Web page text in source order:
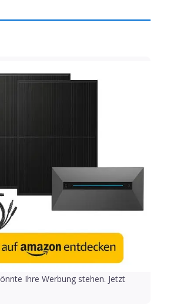
Ihre Werbung stehen. Jetzt